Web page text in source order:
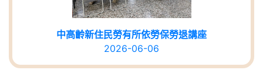
中高齡新住民勞有所依勞保勞退講座
2026-06-06